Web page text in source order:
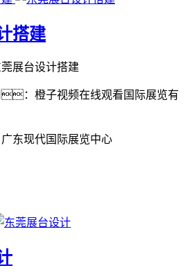
搭建
展台设计搭建
：橙子视频在线观看国际展览有
东现代国际展览中心